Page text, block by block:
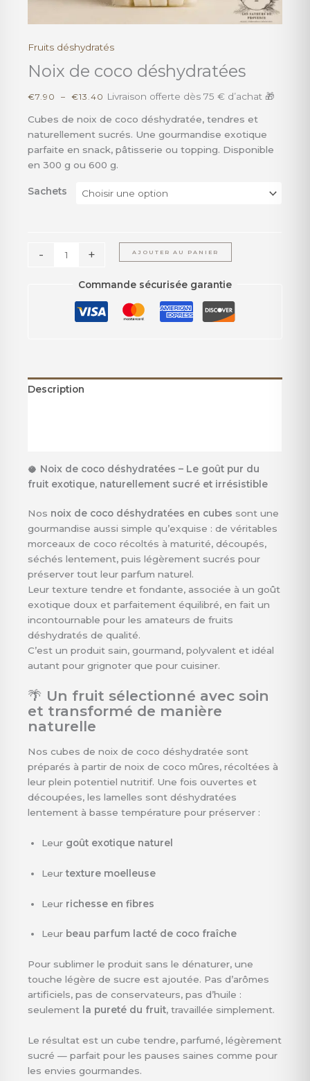
Fruits déshydratés
Noix de coco déshydratées
€7.90 – €13.40
Plage
prix :
€7.90
€13.40
Livraison offerte dès 75 € d’achat 🎁
Cubes de noix de coco déshydratée, tendres et
naturellement sucrés. Une gourmandise exotique
parfaite en snack, pâtisserie ou topping. Disponible
en 300 g ou 600 g.
Sachets
-
quantité
de
Noix
de
déshydratées
+ AJOUTER AU PANIER
Commande sécurisée garantie
Description
🥥 Noix de coco déshydratées – Le goût pur du
fruit exotique, naturellement sucré et irrésistible
Nos noix de coco déshydratées en cubes sont une
gourmandise aussi simple qu’exquise : de véritables
morceaux de coco récoltés à maturité, découpés,
séchés lentement, puis légèrement sucrés pour
préserver tout leur parfum naturel.
Leur texture tendre et fondante, associée à un goût
exotique doux et parfaitement équilibré, en fait un
incontournable pour les amateurs de fruits
déshydratés de qualité.
C’est un produit sain, gourmand, polyvalent et idéal
autant pour grignoter que pour cuisiner.
🌴 Un fruit sélectionné avec soin
et transformé de manière
naturelle
Nos cubes de noix de coco déshydratée sont
préparés à partir de noix de coco mûres, récoltées à
leur plein potentiel nutritif. Une fois ouvertes et
découpées, les lamelles sont déshydratées
lentement à basse température pour préserver :
Leur goût exotique naturel
Leurtexture moelleuse
Leur richesse en fibres
Leur beau parfum lacté de coco fraîche
Pour sublimer le produit sans le dénaturer, une
touche légère de sucre est ajoutée. Pas d’arômes
artificiels, pas de conservateurs, pas d’huile :
seulement la pureté du fruit, travaillée simplement.
Le résultat est un cube tendre, parfumé, légèrement
sucré — parfait pour les pauses saines comme pour
les envies gourmandes.